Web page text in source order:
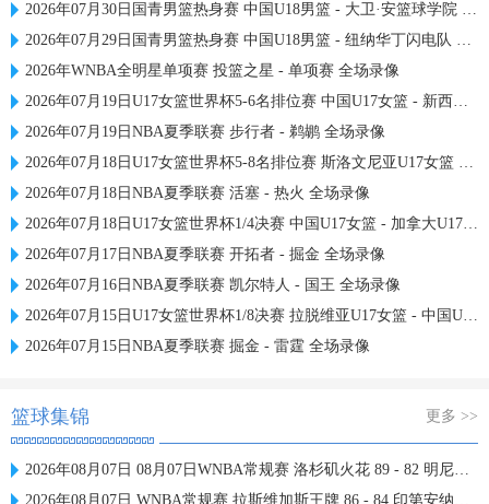
2026年07月30日国青男篮热身赛 中国U18男篮 - 大卫·安篮球学院 全场录像
2026年07月29日国青男篮热身赛 中国U18男篮 - 纽纳华丁闪电队 全场录像
2026年WNBA全明星单项赛 投篮之星 - 单项赛 全场录像
2026年07月19日U17女篮世界杯5-6名排位赛 中国U17女篮 - 新西兰U17女篮 全场录像
2026年07月19日NBA夏季联赛 步行者 - 鹈鹕 全场录像
2026年07月18日U17女篮世界杯5-8名排位赛 斯洛文尼亚U17女篮 - 中国U17女篮 全场录像
2026年07月18日NBA夏季联赛 活塞 - 热火 全场录像
2026年07月18日U17女篮世界杯1/4决赛 中国U17女篮 - 加拿大U17女篮 录像
2026年07月17日NBA夏季联赛 开拓者 - 掘金 全场录像
2026年07月16日NBA夏季联赛 凯尔特人 - 国王 全场录像
2026年07月15日U17女篮世界杯1/8决赛 拉脱维亚U17女篮 - 中国U17女篮 录像
2026年07月15日NBA夏季联赛 掘金 - 雷霆 全场录像
篮球集锦 更多 >>
2026年08月07日 08月07日WNBA常规赛 洛杉矶火花 89 - 82 明尼苏达山猫 全场集锦
2026年08月07日 WNBA常规赛 拉斯维加斯王牌 86 - 84 印第安纳狂热 全场集锦